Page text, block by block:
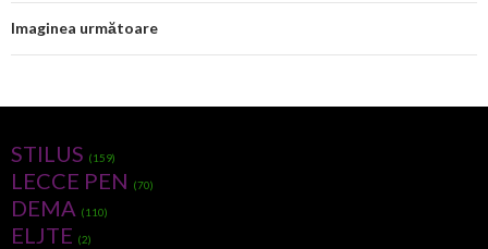
Imaginea următoare
STILUS (159)
LECCE PEN (70)
DEMA (110)
ELJTE (2)